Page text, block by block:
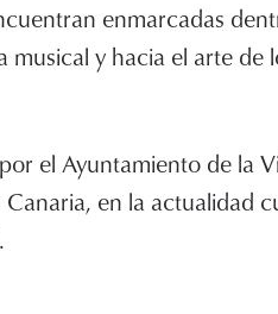
enmarcadas
y hacia el arte de
el Ayuntamiento de la
en la actualidad